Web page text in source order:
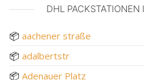
DHL
📦 aachener straße
📦 adalbertstr
📦 Adenauer Platz